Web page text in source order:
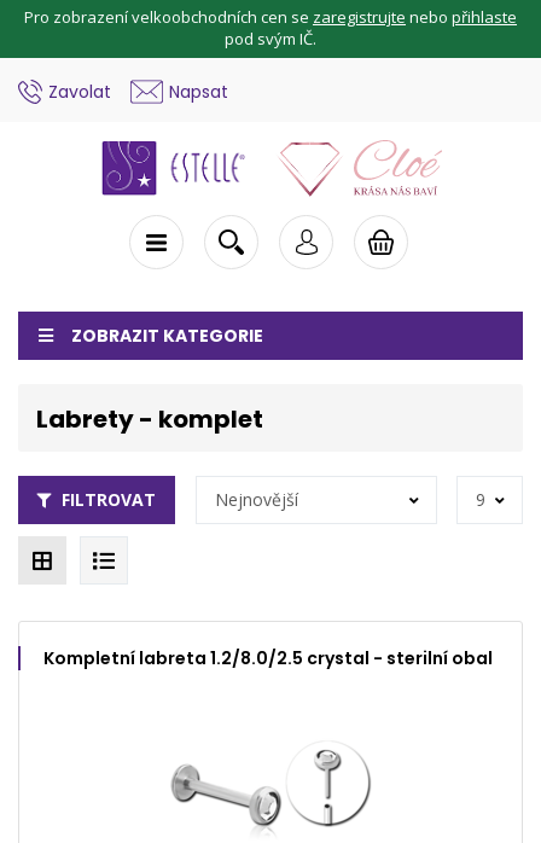
Pro zobrazení velkoobchodních cen se zaregistrujte nebo přihlaste
pod svým IČ.
Zavolat Napsat
ZOBRAZIT KATEGORIE
Labrety - komplet
FILTROVAT Nejnovější 9
Kompletní labreta 1.2/8.0/2.5 crystal - sterilní obal